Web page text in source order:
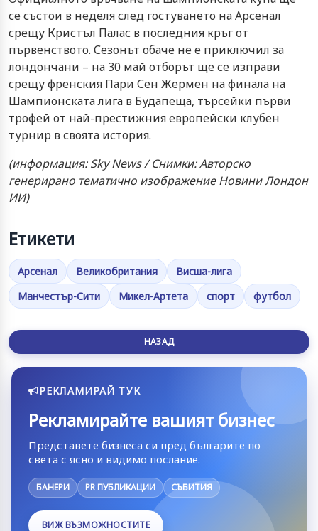
се състои в неделя след гостуването на Арсенал
срещу Кристъл Палас в последния кръг от
първенството. Сезонът обаче не е приключил за
лондончани – на 30 май отборът ще се изправи
срещу френския Пари Сен Жермен на финала на
Шампионската лига в Будапеща, търсейки първи
трофей от най-престижния европейски клубен
турнир в своята история.
(информация: Sky News / Снимки: Авторско
генерирано тематично изображение Новини Лондон
ИИ)
Етикети
Арсенал Великобритания
Висша-лига
Манчестър-Сити
Микел-Артета спорт футбол
НАЗАД
РЕКЛАМИРАЙ ТУК
Рекламирайте вашият бизнес
Представете бизнеса си пред българите по
света с ясно и видимо послание.
БАНЕРИ PR ПУБЛИКАЦИИ СЪБИТИЯ
ВИЖ ВЪЗМОЖНОСТИТЕ